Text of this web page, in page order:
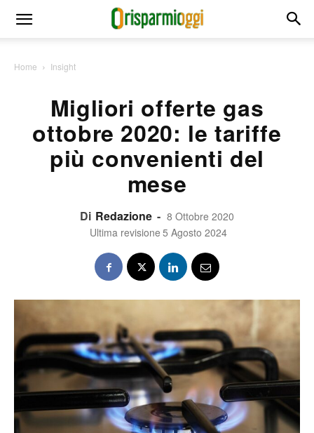
Home Insight
Migliori offerte gas
ottobre 2020: le tariffe
più convenienti del
mese
Di Redazione - 8 Ottobre 2020
Ultima revisione 5 Agosto 2024